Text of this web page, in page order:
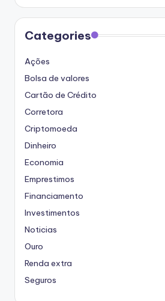
Categories
Ações
Bolsa de valores
Cartão de Crédito
Corretora
Criptomoeda
Dinheiro
Economia
Emprestimos
Financiamento
Investimentos
Noticias
Ouro
Renda extra
Seguros